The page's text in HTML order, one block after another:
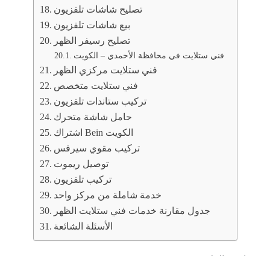
تصليح شاشات تلفزيون
بيع شاشات تلفزيون
تصليح رسيفر الظهر
فني ستلايت في محافظة الأحمدي – الكويت
فني ستلايت مركزي الظهر
فني ستلايت متخصص
تركيب ستاندات تلفزيون
حامل شاشة متحرك
اشتراك Bein الكويت
تركيب مقوي سيرفس
توصيل ريموت
تركيب تلفزيون
خدمة شاملة من مركز واحد
جدول مقارنة خدمات فني ستلايت الظهر
الأسئلة الشائعة